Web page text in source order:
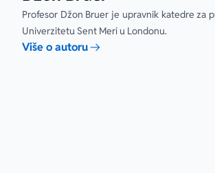
Profesor Džon Bruer je upravnik katedre za
Univerzitetu Sent Meri u Londonu.
Više o autoru